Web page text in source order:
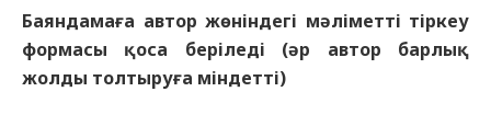
Баяндамаға автор жөніндегі мәліметті тіркеу
формасы қоса беріледі (әр автор барлық
жолды толтыруға міндетті)